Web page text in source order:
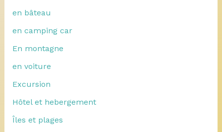
en bâteau
en camping car
En montagne
en voiture
Excursion
Hôtel et hebergement
Îles et plages